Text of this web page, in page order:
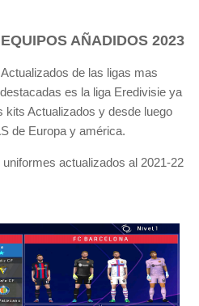
AÑADIDOS 2023
de las ligas mas
es la liga Eredivisie ya
kits Actualizados y desde luego
de Europa y américa.
actualizados al 2021-22